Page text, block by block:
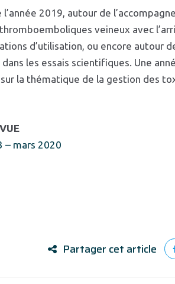
2019, autour de
veineux avec
d’utilisation, ou encore autour
les essais scientifiques. Une
la thématique de la gestion des
– mars 2020
Partager cet article